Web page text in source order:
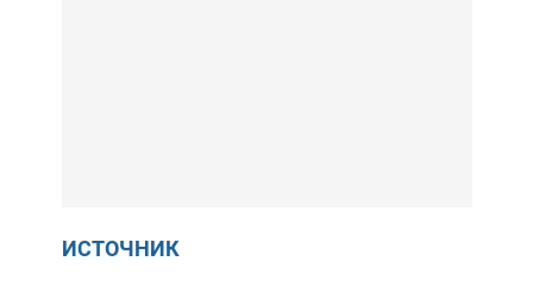
ИСТОЧНИК